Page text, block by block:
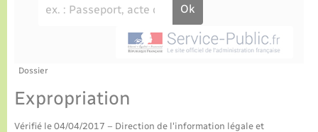
La Communauté de communes
La gazette – Bulletin municipal
Actualités
Certificat d’immatriculation
Concessions funéraires
Collecte des déchets
Seniors
Eau - Assainissement
Voirie et espace public
Dossier
Expropriation
Vérifié le 04/04/2017 – Direction de l'information légale et